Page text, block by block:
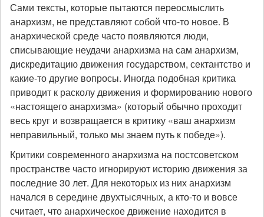
Сами тексты, которые пытаются переосмыслить
анархизм, не представляют собой что-то новое. В
анархической среде часто появляются люди,
списывающие неудачи анархизма на сам анархизм,
дискредитацию движения государством, сектантство и
какие-то другие вопросы. Иногда подобная критика
приводит к расколу движения и формированию нового
«настоящего анархизма» (который обычно проходит
весь круг и возвращается в критику «ваш анархизм
неправильный, только мы знаем путь к победе»).
Критики современного анархизма на постсоветском
пространстве часто игнорируют историю движения за
последние 30 лет. Для некоторых из них анархизм
начался в середине двухтысячных, а кто-то и вовсе
считает, что анархическое движение находится в